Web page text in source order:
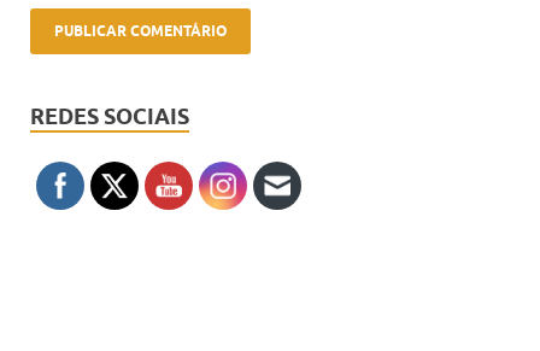
REDES SOCIAIS